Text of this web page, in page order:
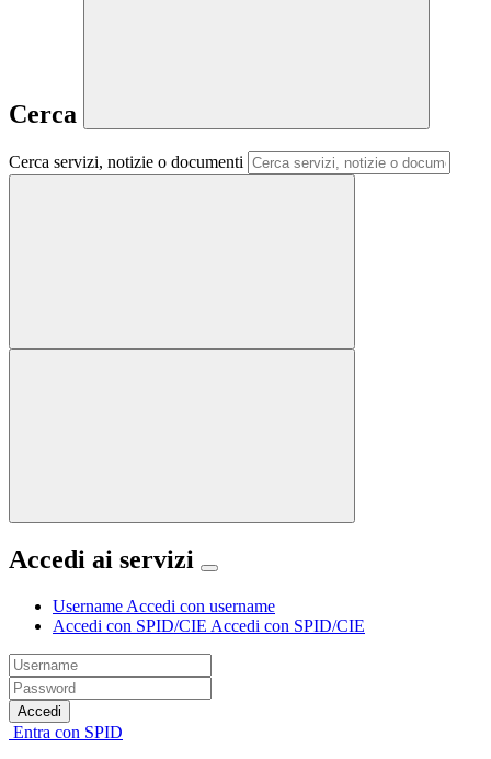
Cerca
Cerca servizi, notizie o documenti
Accedi ai servizi
Username Accedi con username
Accedi con SPID/CIE Accedi con SPID/CIE
Accedi
Entra con SPID